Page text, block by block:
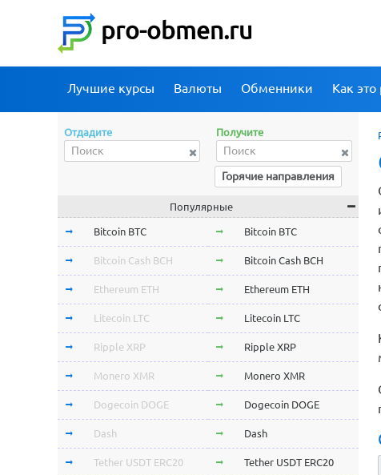
pro-obmen.ru
Лучшие курсы Валюты Обменники Как это
Отдадите Получите
Горячие направления
Популярные
Bitcoin BTC Bitcoin BTC
Bitcoin Cash BCH Bitcoin Cash BCH
Ethereum ETH Ethereum ETH
Litecoin LTC Litecoin LTC
Ripple XRP Ripple XRP
Monero XMR Monero XMR
Dogecoin DOGE Dogecoin DOGE
Dash Dash
Tether USDT ERC20 Tether USDT ERC20